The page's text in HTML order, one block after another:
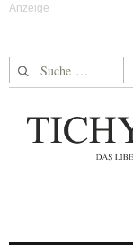
Suche nach: